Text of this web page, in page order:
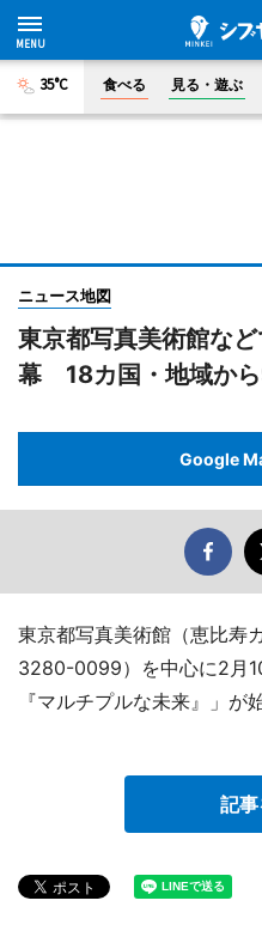
35°C 食べる 見る・遊ぶ
ニュース地図
東京都写真美術館な
幕 18カ国・地域か
Google
東京都写真美術館（恵比寿
3280-0099）を中心に2月
『マルチプルな未来』」が
記